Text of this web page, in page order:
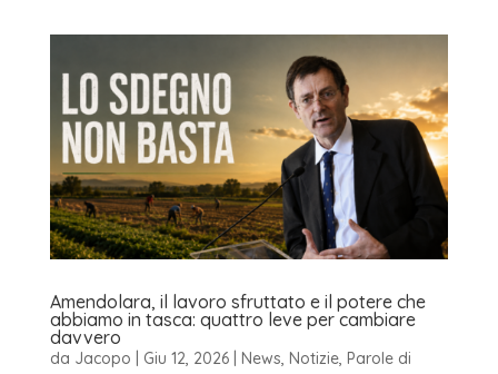
Amendolara, il lavoro sfruttato e il potere che
abbiamo in tasca: quattro leve per cambiare
davvero
da Jacopo Giu 12, 2026| News Notizie, Parole di